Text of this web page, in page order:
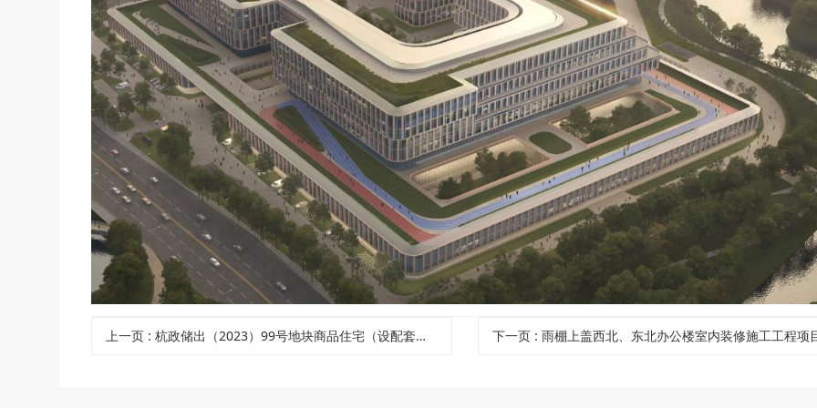
上一页 : 杭政储出（2023）99号地块商品住宅（设配套公建）总包施工项目 下一页 : 雨棚上盖西北、东北办公楼室内装修施工工程项